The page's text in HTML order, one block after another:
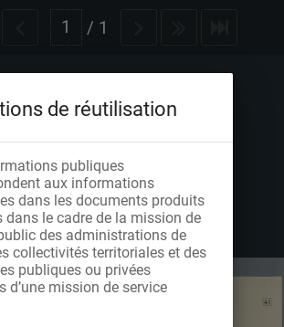
/ 1
de réutilisation
publiques
aux informations
dans les documents produits
dans le cadre de la mission de
des administrations de
collectivités territoriales et des
publiques ou privées
d’une mission de service